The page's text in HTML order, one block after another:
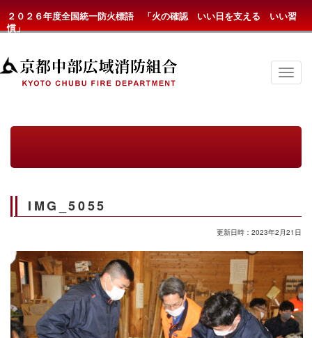
２０２６年度全国統一防火標語 「火の確認 いい日を支える いい習
慣」
京
都
組
ニ
ー
IMG_5055
更新日時：2023年2月21日